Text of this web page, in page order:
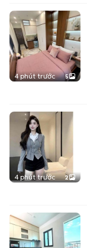
4 phút trước 5
4 phút trước 2